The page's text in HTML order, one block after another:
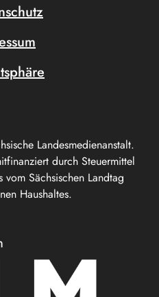
Landesmedienanstalt.
durch Steuermittel
Sächsischen Landtag
Haushaltes.